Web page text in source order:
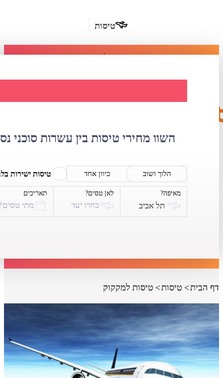
טיסות
מומלץ
בחו"ל
השכרת
רכב
השוו מחירי טיסות בין עשרות סוכני
הלוך ושוב כיוון אחד טיסות ישירות
מאיפה?
תל אביב
לאן טסים?
בחרו יעד
תאריכים
מתי
דף הבית טיסות טיסות למקקוק